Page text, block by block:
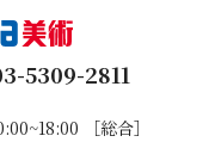
5309-2811
［総合］